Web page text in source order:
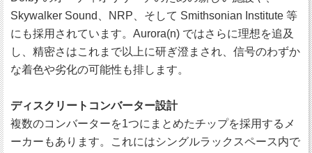
Skywalker Sound、NRP、そして Smithsonian Institute 等
にも採用されています。Aurora(n) ではさらに理想を追及
し、精密さはこれまで以上に研ぎ澄まされ、信号のわずか
な着色や劣化の可能性も排します。
ディスクリートコンバーター設計
複数のコンバーターを1つにまとめたチップを採用するメ
ーカーもあります。これにはシングルラックスペース内で